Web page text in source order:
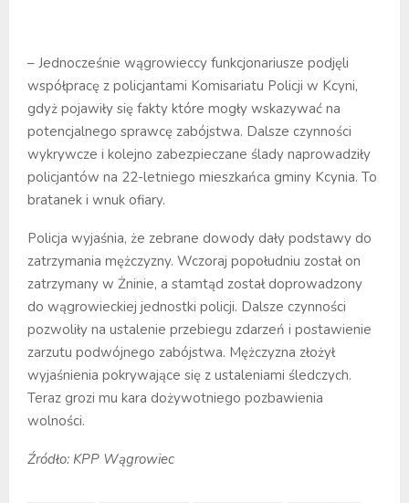
– Jednocześnie wągrowieccy funkcjonariusze podjęli
współpracę z policjantami Komisariatu Policji w Kcyni,
gdyż pojawiły się fakty które mogły wskazywać na
potencjalnego sprawcę zabójstwa. Dalsze czynności
wykrywcze i kolejno zabezpieczane ślady naprowadziły
policjantów na 22-letniego mieszkańca gminy Kcynia. To
bratanek i wnuk ofiary.
Policja wyjaśnia, że zebrane dowody dały podstawy do
zatrzymania mężczyzny. Wczoraj popołudniu został on
zatrzymany w Żninie, a stamtąd został doprowadzony
do wągrowieckiej jednostki policji. Dalsze czynności
pozwoliły na ustalenie przebiegu zdarzeń i postawienie
zarzutu podwójnego zabójstwa. Mężczyzna złożył
wyjaśnienia pokrywające się z ustaleniami śledczych.
Teraz grozi mu kara dożywotniego pozbawienia
wolności.
Źródło: KPP Wągrowiec